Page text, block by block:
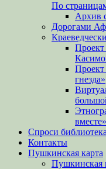
По
Архив
Дорогами
гнезда»
вместе»
Спроси
Контакты
Пушкинская карта
Пушкинская